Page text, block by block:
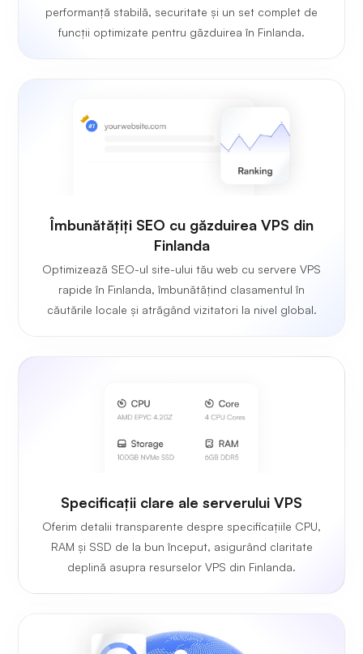
performanță stabilă, securitate și un set complet de
funcții optimizate pentru găzduirea în Finlanda.
Îmbunătățiți SEO cu găzduirea VPS din
Finlanda
Optimizează SEO-ul site-ului tău web cu servere VPS
rapide în Finlanda, îmbunătățind clasamentul în
căutările locale și atrăgând vizitatori la nivel global.
Specificații clare ale serverului VPS
Oferim detalii transparente despre specificațiile CPU,
RAM și SSD de la bun început, asigurând claritate
deplină asupra resurselor VPS din Finlanda.